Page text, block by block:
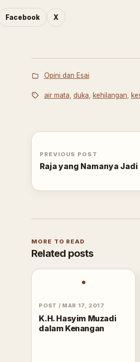
Facebook X
Opini dan Esai
air mata duka kehilangan
PREVIOUS POST
Raja yang Namanya
MORE TO READ
Related posts
•
POST / MAR 17, 2017
K.H. Hasyim Muzadi
dalam Kenangan